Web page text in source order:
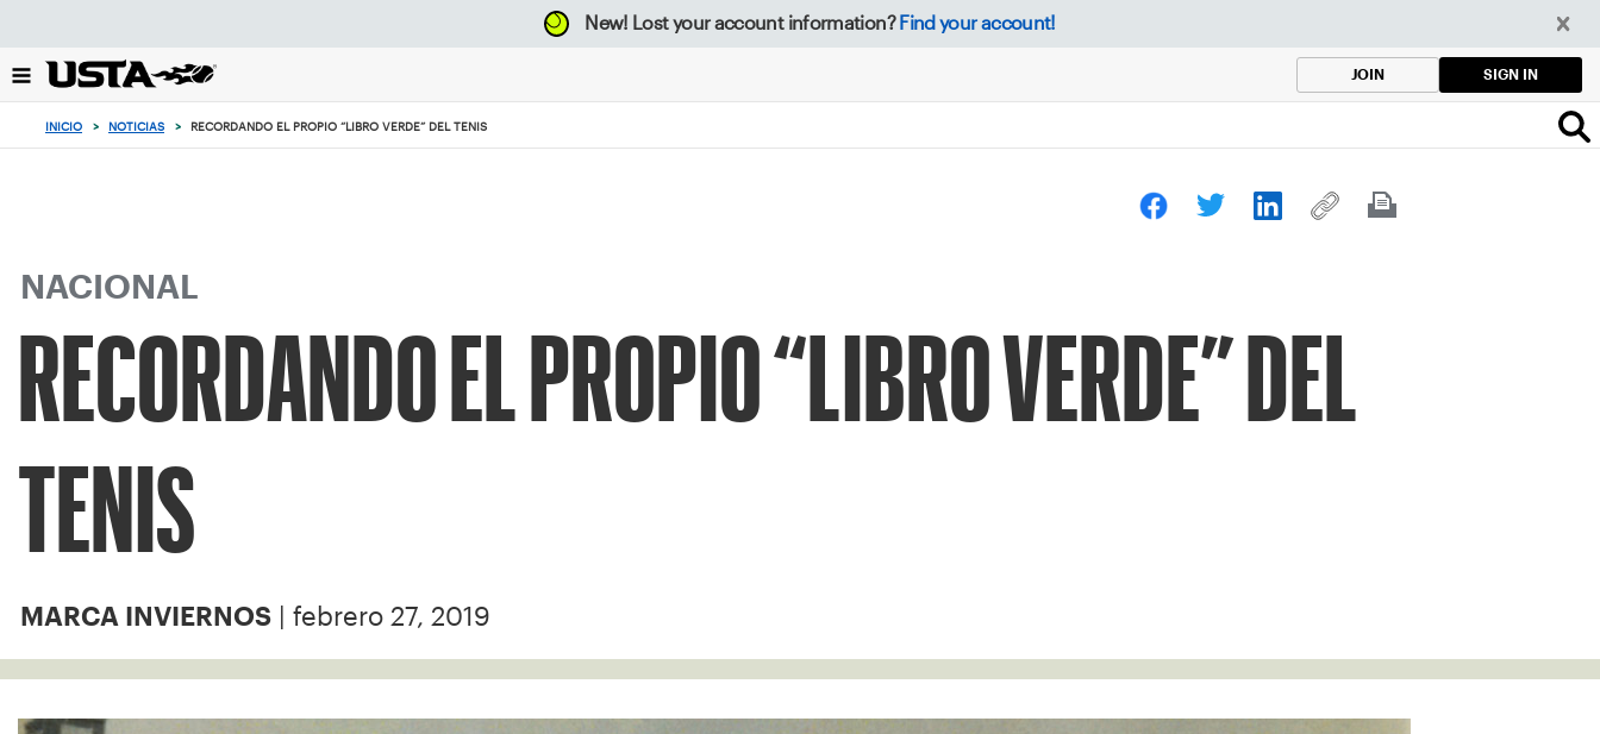
el
botón
New! Lost your account information? Find your account!
JOIN SIGN IN
INICIO > NOTICIAS > RECORDANDO EL PROPIO “LIBRO VERDE” DEL TENIS
NACIONAL
RECORDANDO EL PROPIO “LIBRO VERDE” DEL
TENIS
MARCA INVIERNOS | febrero 27, 2019